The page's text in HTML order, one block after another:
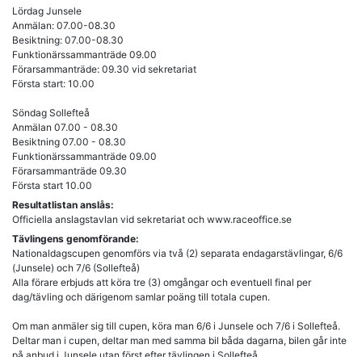
Lördag Junsele
Anmälan: 07.00-08.30
Besiktning: 07.00-08.30
Funktionärssammanträde 09.00
Förarsammanträde: 09.30 vid sekretariat
Första start: 10.00
Söndag Sollefteå
Anmälan 07.00 - 08.30
Besiktning 07.00 - 08.30
Funktionärssammanträde 09.00
Förarsammanträde 09.30
Första start 10.00
Resultatlistan anslås:
Officiella anslagstavlan vid sekretariat och www.raceoffice.se
Tävlingens genomförande:
Nationaldagscupen genomförs via två (2) separata endagarstävlingar, 6/6
(Junsele) och 7/6 (Sollefteå)
Alla förare erbjuds att köra tre (3) omgångar och eventuell final per
dag/tävling och därigenom samlar poäng till totala cupen.
Om man anmäler sig till cupen, köra man 6/6 i Junsele och 7/6 i Sollefteå.
Deltar man i cupen, deltar man med samma bil båda dagarna, bilen går inte
på anbud i Junsele utan först efter tävlingen i Sollefteå.